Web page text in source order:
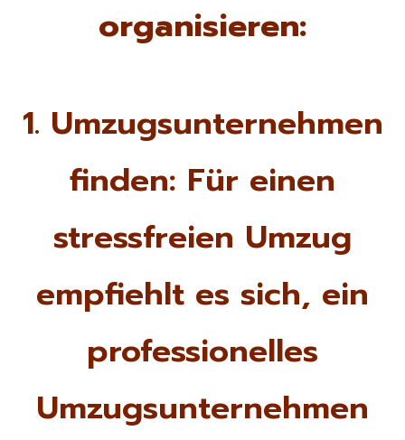
organisieren:
1. Umzugsunternehmen
finden: Für einen
stressfreien Umzug
empfiehlt es sich, ein
professionelles
Umzugsunternehmen